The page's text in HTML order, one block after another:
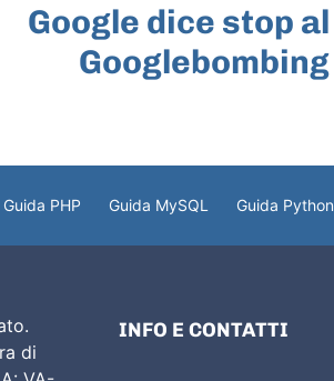
Google dice stop al
Googlebombing
Guida PHP Guida MySQL Guida Python
di
INFO E CONTATTI